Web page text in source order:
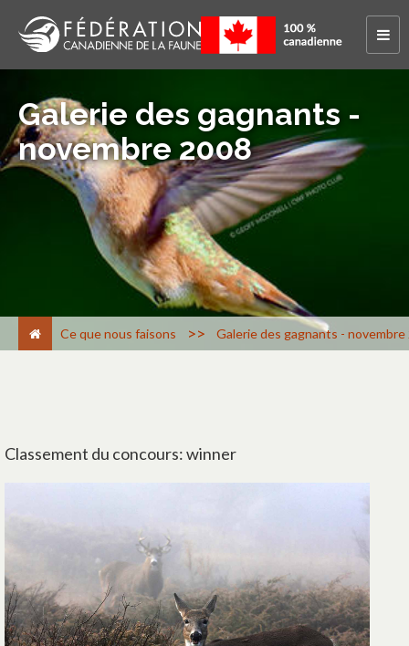
Galerie des gagnants -
novembre 2008
Ce que nous faisons > Galerie des gagnants - novembre
Classement du concours: winner